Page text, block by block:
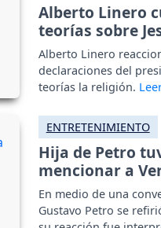
Alberto Linero
teorías sobre
Alberto Linero
declaraciones del
teorías la religión.
ENTRETENIMIENTO
Hija de Petro
mencionar a
En medio de una
Gustavo Petro se